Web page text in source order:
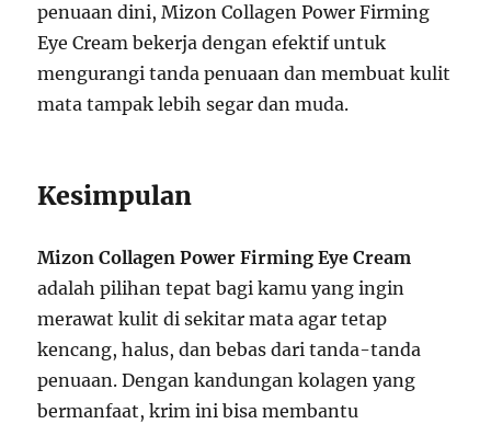
penuaan dini, Mizon Collagen Power Firming
Eye Cream bekerja dengan efektif untuk
mengurangi tanda penuaan dan membuat kulit
mata tampak lebih segar dan muda.
Kesimpulan
Mizon Collagen Power Firming Eye Cream
adalah pilihan tepat bagi kamu yang ingin
merawat kulit di sekitar mata agar tetap
kencang, halus, dan bebas dari tanda-tanda
penuaan. Dengan kandungan kolagen yang
bermanfaat, krim ini bisa membantu